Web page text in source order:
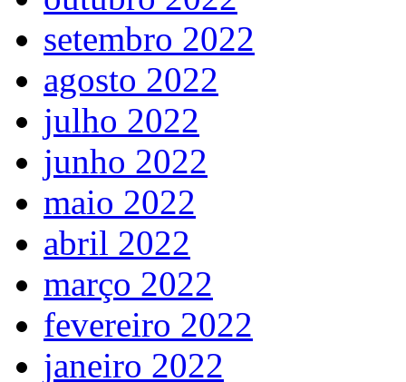
setembro 2022
agosto 2022
julho 2022
junho 2022
maio 2022
abril 2022
março 2022
fevereiro 2022
janeiro 2022